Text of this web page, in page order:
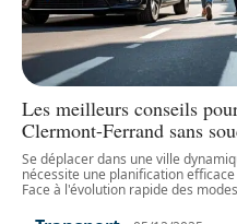
Les meilleurs conseils
Clermont-Ferrand sans
Se déplacer dans une ville
nécessite une planification
Face à l'évolution rapide des modes